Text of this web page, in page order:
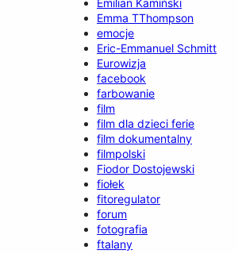
Emilian Kamiński
Emma TThompson
emocje
Eric-Emmanuel Schmitt
Eurowizja
facebook
farbowanie
film
film dla dzieci ferie
film dokumentalny
filmpolski
Fiodor Dostojewski
fiołek
fitoregulator
forum
fotografia
ftalany